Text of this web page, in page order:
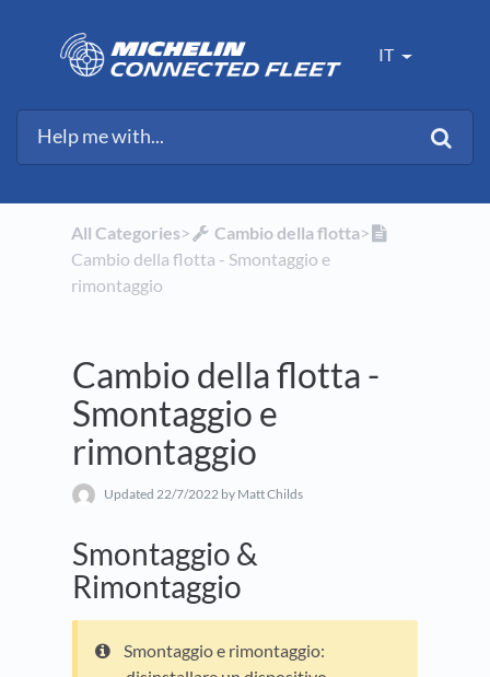
IT
All Categories​>​ ​Cambio della flotta​>​
Cambio della flotta - Smontaggio e
rimontaggio
Cambio della flotta -
Smontaggio e
rimontaggio
Updated 22/7/2022 by Matt Childs
Smontaggio &
Rimontaggio
Smontaggio e rimontaggio: